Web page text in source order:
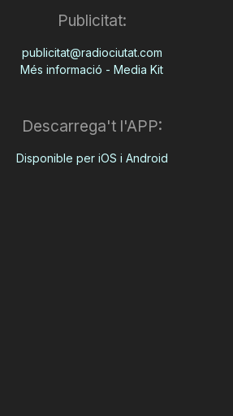
Publicitat:
publicitat@radiociutat.com
Més informació - Media Kit
Descarrega't l'APP:
Disponible per iOS i Android